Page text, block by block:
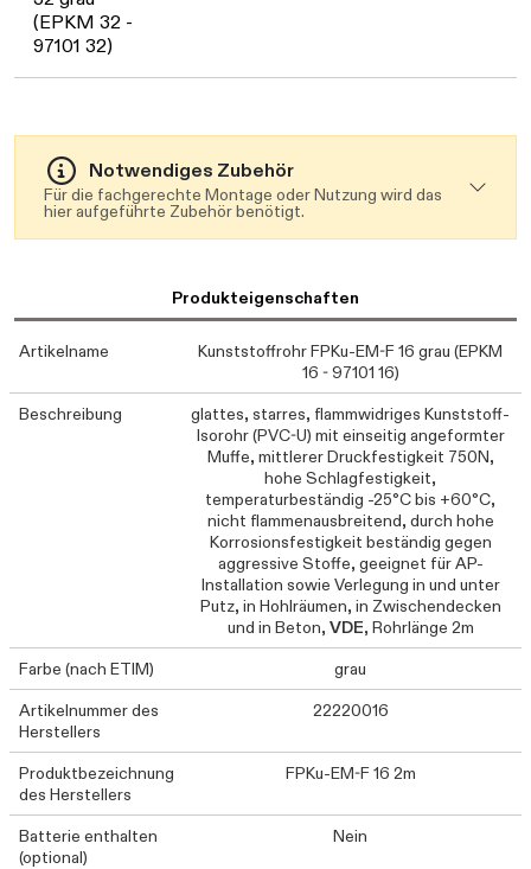
(EPKM 32 -
97101 32)
Daten werden geladen. Bitte warten...
Notwendiges Zubehör
Für die fachgerechte Montage oder Nutzung wird das
hier aufgeführte Zubehör benötigt.
Produkteigenschaften
Artikelname
Kunststoffrohr FPKu-EM-F 16 grau (EPKM
16 - 97101 16)
Beschreibung
glattes, starres, flammwidriges Kunststoff-
Isorohr (PVC-U) mit einseitig angeformter
Muffe, mittlerer Druckfestigkeit 750N,
hohe Schlagfestigkeit,
temperaturbeständig -25°C bis +60°C,
nicht flammenausbreitend, durch hohe
Korrosionsfestigkeit beständig gegen
aggressive Stoffe, geeignet für AP-
Installation sowie Verlegung in und unter
Putz, in Hohlräumen, in Zwischendecken
und in Beton, VDE, Rohrlänge 2m
Farbe (nach ETIM)
grau
Artikelnummer des
Herstellers
22220016
Produktbezeichnung
des Herstellers
FPKu-EM-F 16 2m
Batterie enthalten
(optional)
Nein